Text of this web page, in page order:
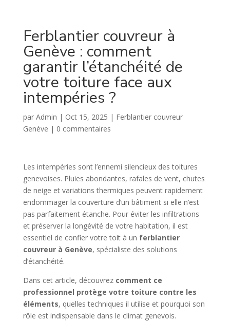
Ferblantier couvreur à
Genève : comment
garantir l’étanchéité de
votre toiture face aux
intempéries ?
par Admin | Oct 15, 2025 | Ferblantier couvreur
Genève | 0 commentaires
Les intempéries sont l’ennemi silencieux des toitures
genevoises. Pluies abondantes, rafales de vent, chutes
de neige et variations thermiques peuvent rapidement
endommager la couverture d’un bâtiment si elle n’est
pas parfaitement étanche. Pour éviter les infiltrations
et préserver la longévité de votre habitation, il est
essentiel de confier votre toit à un ferblantier
couvreur à Genève, spécialiste des solutions
d’étanchéité.
Dans cet article, découvrez comment ce
professionnel protège votre toiture contre les
éléments, quelles techniques il utilise et pourquoi son
rôle est indispensable dans le climat genevois.